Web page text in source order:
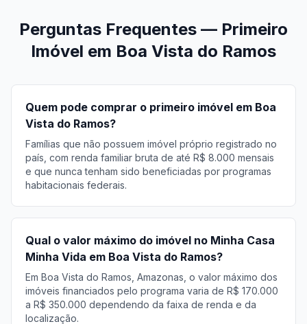
Perguntas Frequentes — Primeiro
Imóvel em Boa Vista do Ramos
Quem pode comprar o primeiro imóvel em Boa
Vista do Ramos?
Famílias que não possuem imóvel próprio registrado no
país, com renda familiar bruta de até R$ 8.000 mensais
e que nunca tenham sido beneficiadas por programas
habitacionais federais.
Qual o valor máximo do imóvel no Minha Casa
Minha Vida em Boa Vista do Ramos?
Em Boa Vista do Ramos, Amazonas, o valor máximo dos
imóveis financiados pelo programa varia de R$ 170.000
a R$ 350.000 dependendo da faixa de renda e da
localização.